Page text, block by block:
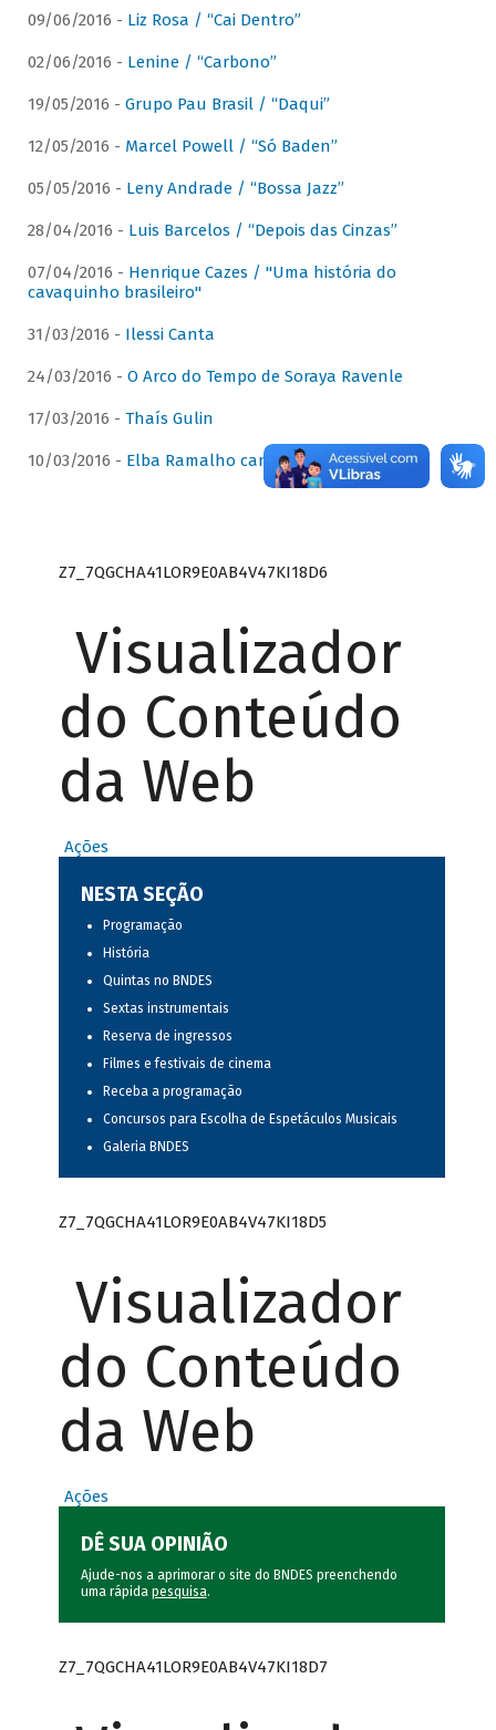
09/06/2016 - Liz Rosa / “Cai Dentro”
02/06/2016 - Lenine / “Carbono”
19/05/2016 - Grupo Pau Brasil / “Daqui”
12/05/2016 - Marcel Powell / “Só Baden”
05/05/2016 - Leny Andrade / “Bossa Jazz”
28/04/2016 - Luis Barcelos / “Depois das Cinzas”
07/04/2016 - Henrique Cazes / "Uma história do
cavaquinho brasileiro"
31/03/2016 - Ilessi Canta
24/03/2016 - O Arco do Tempo de Soraya Ravenle
17/03/2016 - Thaís Gulin
10/03/2016 - Elba Ramalho canta Dominguinhos
Z7_7QGCHA41LOR9E0AB4V47KI18D6
Visualizador
do Conteúdo
da Web
Ações
NESTA SEÇÃO
Programação
História
Quintas no BNDES
Sextas instrumentais
Reserva de ingressos
Filmes e festivais de cinema
Receba a programação
Concursos para Escolha de Espetáculos Musicais
Galeria BNDES
Z7_7QGCHA41LOR9E0AB4V47KI18D5
Visualizador
do Conteúdo
da Web
Ações
DÊ SUA OPINIÃO
Ajude-nos a aprimorar o site do BNDES preenchendo
uma rápida pesquisa.
Z7_7QGCHA41LOR9E0AB4V47KI18D7